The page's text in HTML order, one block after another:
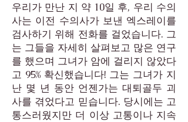
우리가 만난 지 약 10일 후, 우리 수의
사는 이전 수의사가 보낸 엑스레이를
검사하기 위해 전화를 걸었습니다. 그
는 그들을 자세히 살펴보고 많은 연구
를 했으며 그녀가 암에 걸리지 않았다
고 95% 확신했습니다! 그는 그녀가 지
난 몇 년 동안 언젠가는 대퇴골두 괴
사를 겪었다고 믿습니다. 당시에는 고
통스러웠지만 더 이상 고통이나 지속